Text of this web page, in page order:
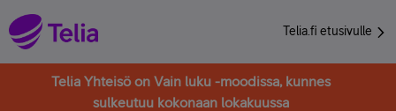
Telia.fi etusivulle
Telia Yhteisö on Vain luku -moodissa, kunnes
sulkeutuu kokonaan lokakuussa